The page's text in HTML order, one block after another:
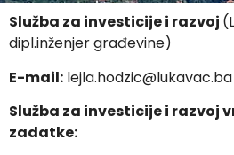
Služba za investicije i razvoj
dipl.inženjer građevine)
E-mail: lejla.hodzic@lukavac.ba
Služba za investicije i razvoj
zadatke: